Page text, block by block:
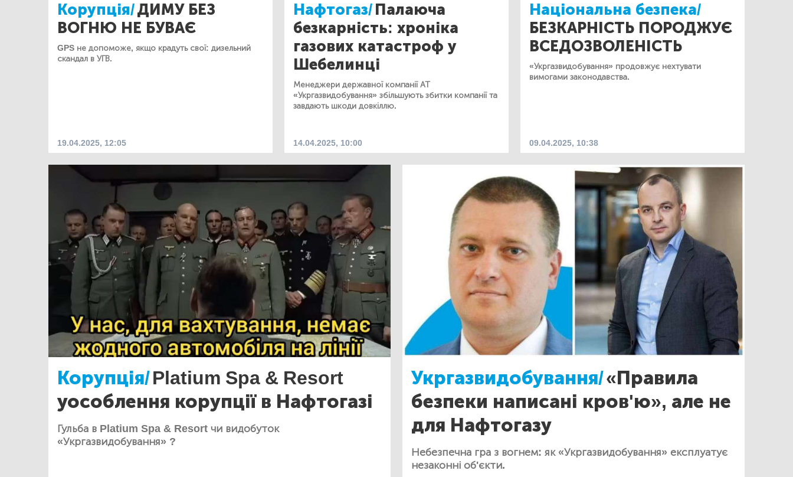
Корупція/ДИМУ БЕЗ
ВОГНЮ НЕ БУВАЄ
GPS не допоможе, якщо крадуть свої: дизельний
скандал в УГВ.
19.04.2025, 12:05
Нафтогаз/Палаюча
безкарність: хроніка
газових катастроф у
Шебелинці
Менеджери державної компанії АТ
«Укргазвидобування» збільшують збитки компанії та
завдають шкоди довкіллю.
14.04.2025, 10:00
Національна безпека/
БЕЗКАРНІСТЬ ПОРОДЖУЄ
ВСЕДОЗВОЛЕНІСТЬ
«Укргазвидобування» продовжує нехтувати
вимогами законодавства.
09.04.2025, 10:38
Корупція/Platium Spa & Resort
уособлення корупції в Нафтогазі
Гульба в Platium Spa & Resort чи видобуток
«Укргазвидобування» ?
Укргазвидобування/«Правила
безпеки написані кров'ю», але не
для Нафтогазу
Небезпечна гра з вогнем: як «Укргазвидобування» експлуатує
незаконні об'єкти.